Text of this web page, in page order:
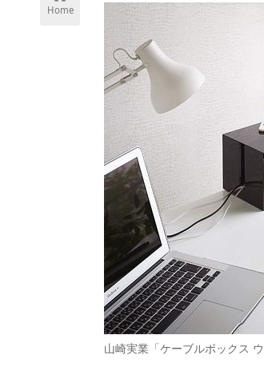
Home
山崎実業「ケーブルボックス